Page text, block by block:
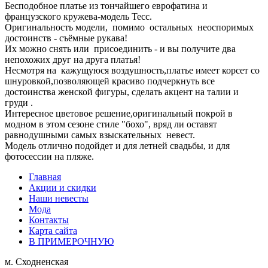
Бесподобное платье из тончайшего еврофатина и
французского кружева-модель Тесс.
Оригинальность модели, помимо остальных неоспоримых
достоинств - съёмные рукава!
Их можно снять или присоединить - и вы получите два
непохожих друг на друга платья!
Несмотря на кажущуюся воздушность,платье имеет корсет со
шнуровкой,позволяющей красиво подчеркнуть все
достоинства женской фигуры, сделать акцент на талии и
груди .
Интересное цветовое решение,оригинальный покрой в
модном в этом сезоне стиле "бохо", вряд ли оставят
равнодушными самых взыскательных невест.
Модель отлично подойдет и для летней свадьбы, и для
фотосессии на пляже.
Главная
Акции и скидки
Наши невесты
Мода
Контакты
Карта сайта
В ПРИМЕРОЧНУЮ
м. Сходненская